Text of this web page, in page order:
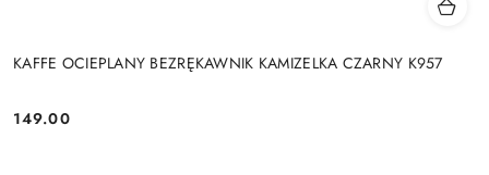
KAFFE OCIEPLANY BEZRĘKAWNIK KAMIZELKA CZARNY K957
Cena:
149.00